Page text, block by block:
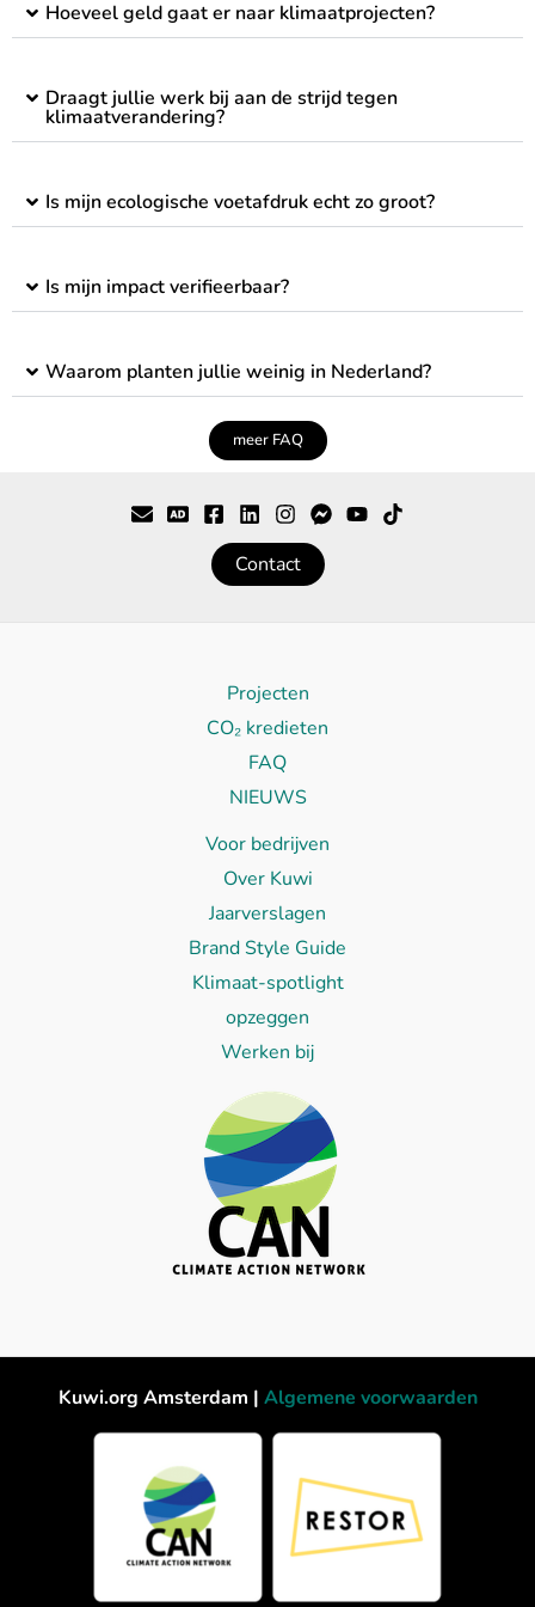
Hoeveel geld gaat er naar klimaatprojecten?
Draagt jullie werk bij aan de strijd tegen
klimaatverandering?
Is mijn ecologische voetafdruk echt zo groot?
Is mijn impact verifieerbaar?
Waarom planten jullie weinig in Nederland?
meer FAQ
Contact
Projecten
CO₂ kredieten
FAQ
NIEUWS
Voor bedrijven
Over Kuwi
Jaarverslagen
Brand Style Guide
Klimaat-spotlight
opzeggen
Werken bij
Kuwi.org Amsterdam | Algemene voorwaarden